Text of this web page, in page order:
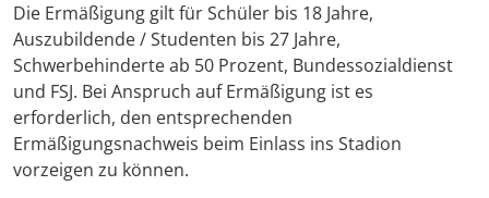
Die Ermäßigung gilt für Schüler bis 18 Jahre,
Auszubildende / Studenten bis 27 Jahre,
Schwerbehinderte ab 50 Prozent, Bundessozialdienst
und FSJ. Bei Anspruch auf Ermäßigung ist es
erforderlich, den entsprechenden
Ermäßigungsnachweis beim Einlass ins Stadion
vorzeigen zu können.